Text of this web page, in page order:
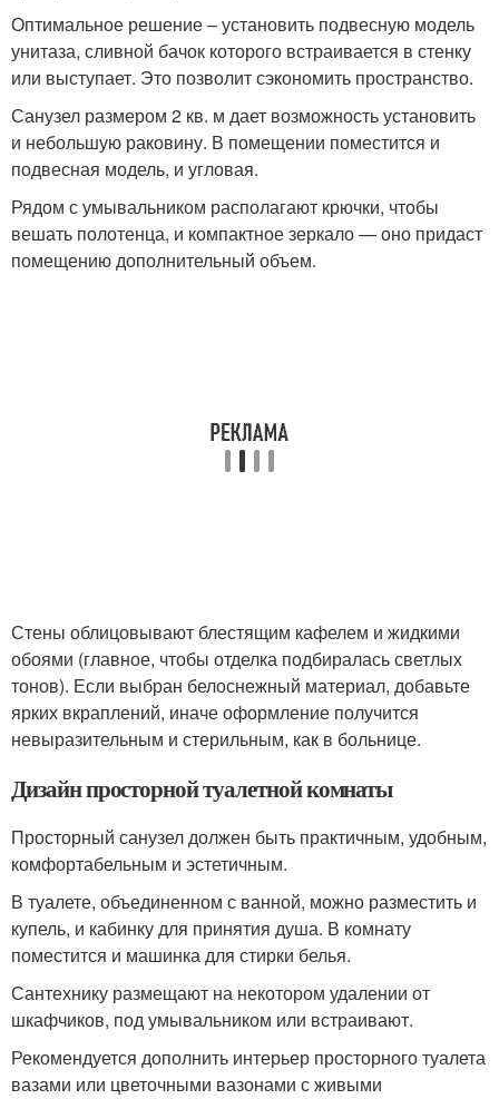
Оптимальное решение – установить подвесную модель
унитаза, сливной бачок которого встраивается в стенку
или выступает. Это позволит сэкономить пространство.
Санузел размером 2 кв. м дает возможность установить
и небольшую раковину. В помещении поместится и
подвесная модель, и угловая.
Рядом с умывальником располагают крючки, чтобы
вешать полотенца, и компактное зеркало — оно придаст
помещению дополнительный объем.
Стены облицовывают блестящим кафелем и жидкими
обоями (главное, чтобы отделка подбиралась светлых
тонов). Если выбран белоснежный материал, добавьте
ярких вкраплений, иначе оформление получится
невыразительным и стерильным, как в больнице.
Дизайн просторной туалетной комнаты
Просторный санузел должен быть практичным, удобным,
комфортабельным и эстетичным.
В туалете, объединенном с ванной, можно разместить и
купель, и кабинку для принятия душа. В комнату
поместится и машинка для стирки белья.
Сантехнику размещают на некотором удалении от
шкафчиков, под умывальником или встраивают.
Рекомендуется дополнить интерьер просторного туалета
вазами или цветочными вазонами с живыми